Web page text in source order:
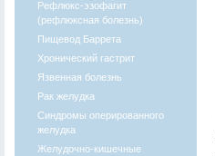
Рефлюкс-эзофагит
(рефлюксная болезнь)
Пищевод Баррета
Хронический гастрит
Язвенная болезнь
Рак желудка
Синдромы оперированного
желудка
Желудочно-кишечные